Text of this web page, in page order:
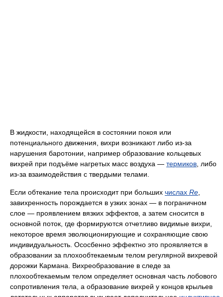
В жидкости, находящейся в состоянии покоя или
потенциального движения, вихри возникают либо из-за
нарушения баротонии, например образование кольцевых
вихрей при подъёме нагретых масс воздуха — термиков , либо
из-за взаимодействия с твердыми телами.
Если обтекание тела происходит при больших числах Re
завихренность порождается в узких зонах — в пограничном
слое — проявлением вязких эффектов, а затем сносится в
основной поток, где формируются отчетливо видимые вихри,
некоторое время эволюционирующие и сохраняющие свою
индивидуальность. Ососбенно эффектно это проявляется в
образовании за плохообтекаемым телом регулярной вихревой
дорожки Кармана. Вихреобразование в следе за
плохообтекаемым телом определяет основная часть лобового
сопротивления тела, а образование вихрей у концов крыльев